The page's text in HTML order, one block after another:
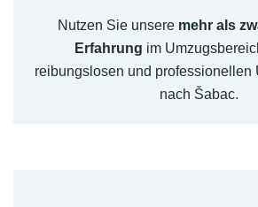
Nutzen Sie unsere mehr als
Erfahrung im
reibungslosen und professionellen
nach Šabac.